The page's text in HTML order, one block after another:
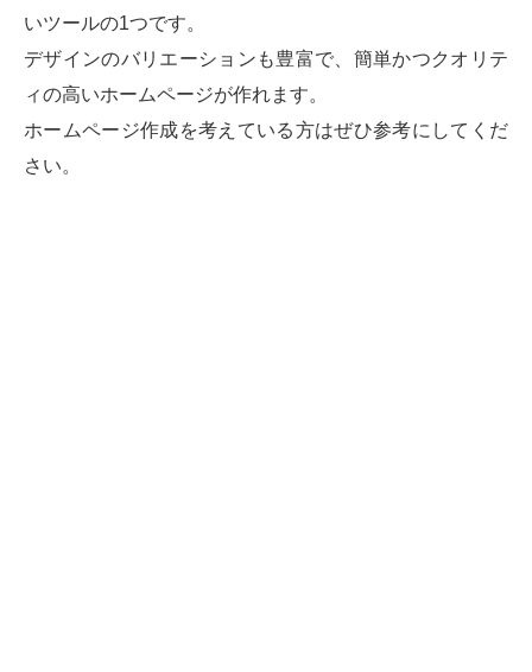
いツールの1つです。
デザインのバリエーションも豊富で、簡単かつクオリテ
ィの高いホームページが作れます。
ホームページ作成を考えている方はぜひ参考にしてくだ
さい。